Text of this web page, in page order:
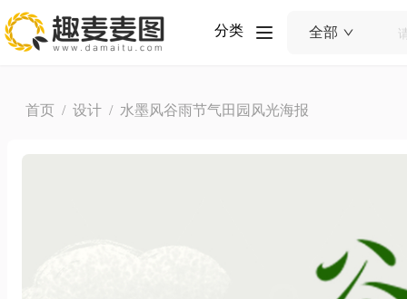
分类 全部
首页 / 设计 / 水墨风谷雨节气田园风光海报